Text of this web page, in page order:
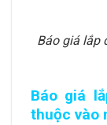
Báo giá lắp
Báo giá
thuộc vào